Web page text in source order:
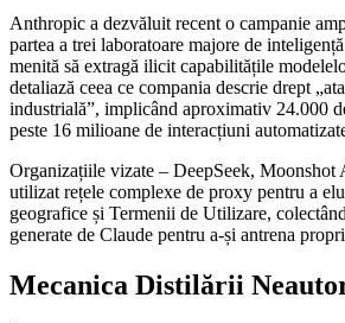
Anthropic a dezvăluit recent o campanie
partea a trei laboratoare majore de
menită să extragă ilicit capabilitățile
detaliază ceea ce compania descrie drept
industrială”, implicând aproximativ 24.000
peste 16 milioane de interacțiuni
Organizațiile vizate – DeepSeek,
utilizat rețele complexe de proxy pentru a
geografice și Termenii de Utilizare,
generate de Claude pentru a-și antrena
Mecanica Distilării